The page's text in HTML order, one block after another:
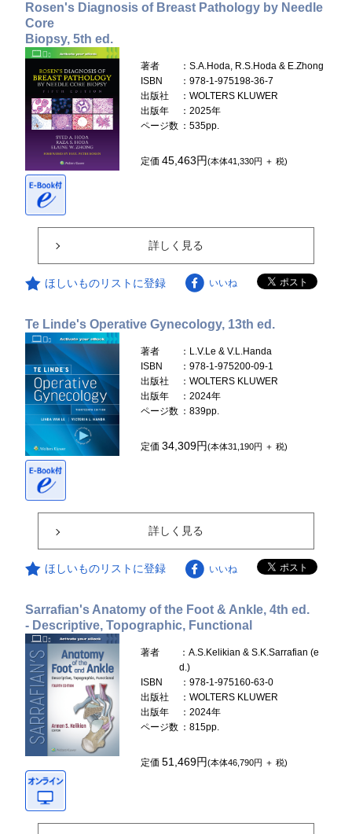
Rosen's Diagnosis of Breast Pathology by Needle
Core
Biopsy, 5th ed.
著者
：S.A.Hoda, R.S.Hoda & E.Zhong
ISBN
：978-1-975198-36-7
出版社
：WOLTERS KLUWER
出版年
：2025年
ページ数 ：535pp.
定価45,463円(本体41,330円 ＋ 税)
詳しく見る
ほしいものリストに登録 いいね
Te Linde's Operative Gynecology, 13th ed.
著者
：L.V.Le & V.L.Handa
ISBN
：978-1-975200-09-1
出版社
：WOLTERS KLUWER
出版年
：2024年
ページ数 ：839pp.
定価34,309円(本体31,190円 ＋ 税)
詳しく見る
ほしいものリストに登録 いいね
Sarrafian's Anatomy of the Foot & Ankle, 4th ed.
- Descriptive, Topographic, Functional
著者
：A.S.Kelikian & S.K.Sarrafian (e
d.)
ISBN
：978-1-975160-63-0
出版社
：WOLTERS KLUWER
出版年
：2024年
ページ数 ：815pp.
定価51,469円(本体46,790円 ＋ 税)